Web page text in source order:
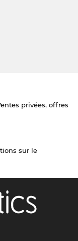
privées, offres
sur le